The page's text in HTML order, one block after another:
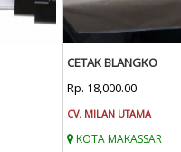
CETAK BLANGKO
Rp. 18,000.00
CV. MILAN UTAMA
KOTA MAKASSAR